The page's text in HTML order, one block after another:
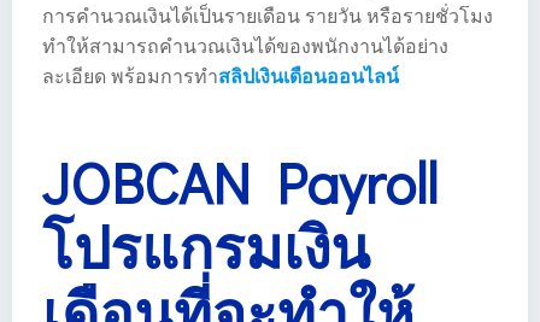
การคำนวณเงินได้เป็นรายเดือน รายวัน หรือรายชั่วโมง
ทำให้สามารถคำนวณเงินได้ของพนักงานได้อย่าง
ละเอียด พร้อมการทำสลิปเงินเดือนออนไลน์
JOBCAN Payroll
โปรแกรมเงิน